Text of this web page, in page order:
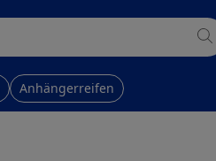
Anhängerreifen